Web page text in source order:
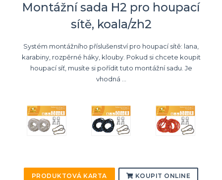
Montážní sada H2 pro houpací
sítě, koala/zh2
Systém montážního příslušenství pro houpací sítě: lana,
karabiny, rozpěrné háky, klouby. Pokud si chcete koupit
houpací síť, musíte si pořídit tuto montážní sadu. Je
vhodná ...
PRODUKTOVÁ KARTA KOUPIT ONLINE